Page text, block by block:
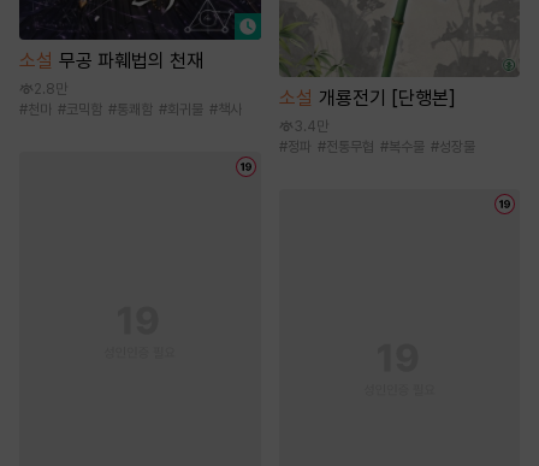
소설 무공 파훼법의 천재
2.8만
#천마 #코믹함 #통쾌함 #회귀물 # 책사
소설 개룡전기 [단행본]
3.4만
#정파 #전통무협 #복수물 #성장물